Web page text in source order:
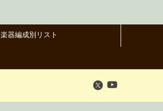
楽器編成別リスト